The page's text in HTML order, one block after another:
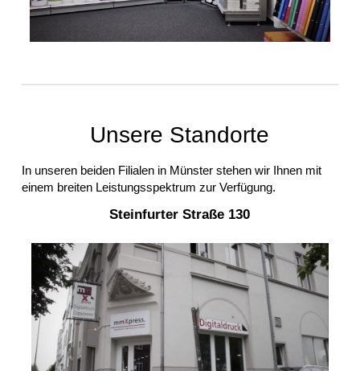
Unsere Standorte
In unseren beiden Filialen in Münster stehen wir Ihnen mit
einem breiten Leistungsspektrum zur Verfügung.
Steinfurter Straße 130